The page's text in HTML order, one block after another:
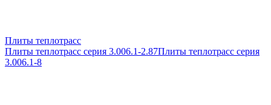
Плиты теплотрасс
Плиты теплотрасс серия 3.006.1-2.87Плиты теплотрасс серия
3.006.1-8